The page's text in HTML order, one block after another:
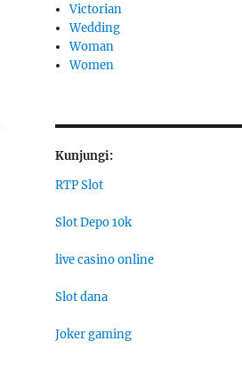
Victorian
Wedding
Woman
Women
Kunjungi:
RTP Slot
Slot Depo 10k
live casino online
Slot dana
Joker gaming